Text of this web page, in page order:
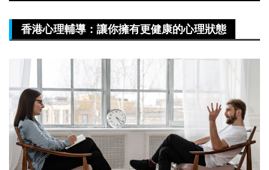
香港心理輔導：讓你擁有更健康的心理狀態